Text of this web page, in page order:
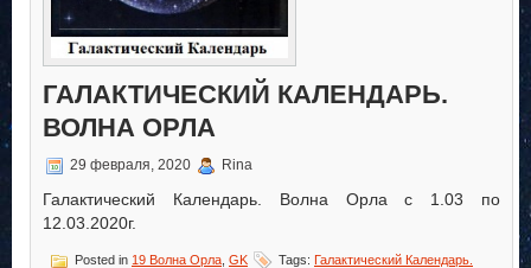
ГАЛАКТИЧЕСКИЙ КАЛЕНДАРЬ.
ВОЛНА ОРЛА
29 февраля, 2020 Rina
Галактический Календарь. Волна Орла с 1.03 по
12.03.2020г.
Posted in 19 Волна Орла GK Tags: Галактический Календарь.